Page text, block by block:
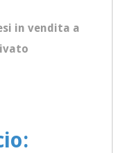
in vendita a